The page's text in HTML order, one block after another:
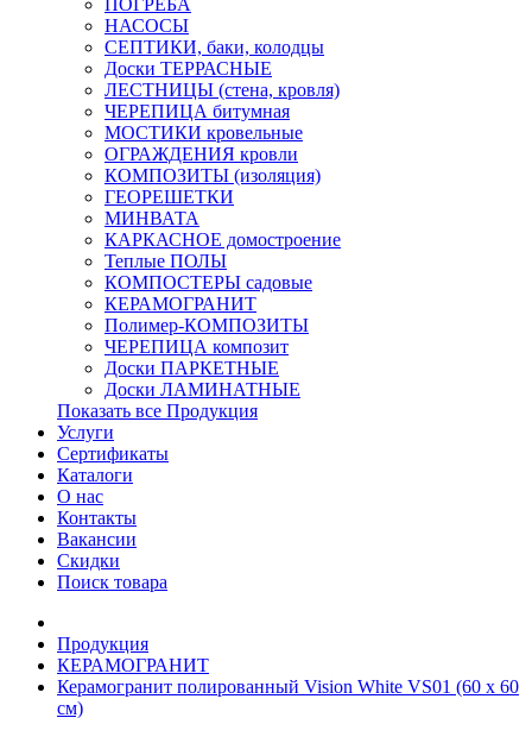
ПОГРЕБА
НАСОСЫ
СЕПТИКИ, баки, колодцы
Доски ТЕРРАСНЫЕ
ЛЕСТНИЦЫ (стена, кровля)
ЧЕРЕПИЦА битумная
МОСТИКИ кровельные
ОГРАЖДЕНИЯ кровли
КОМПОЗИТЫ (изоляция)
ГЕОРЕШЕТКИ
МИНВАТА
КАРКАСНОЕ домостроение
Теплые ПОЛЫ
КОМПОСТЕРЫ садовые
КЕРАМОГРАНИТ
Полимер-КОМПОЗИТЫ
ЧЕРЕПИЦА композит
Доски ПАРКЕТНЫЕ
Доски ЛАМИНАТНЫЕ
Показать все Продукция
Услуги
Сертификаты
Каталоги
О нас
Контакты
Вакансии
Скидки
Поиск товара
Продукция
КЕРАМОГРАНИТ
Керамогранит полированный Vision White VS01 (60 x 60
см)